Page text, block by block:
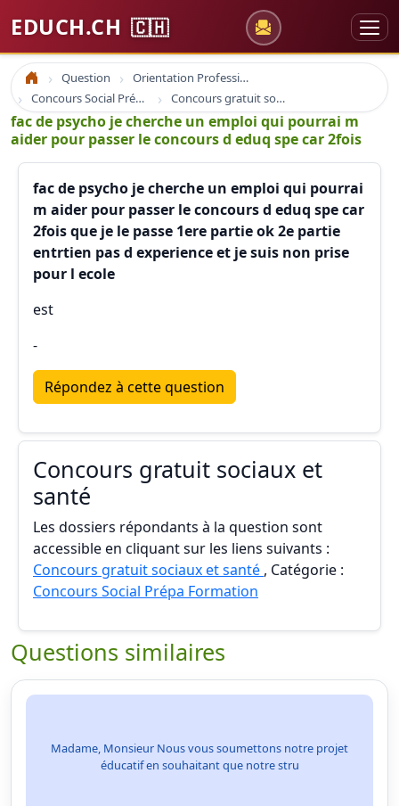
EDUCH.CH 🇨🇭
Accueil Question
Orientation Professionnelle
Concours Social Prépa Formation
Concours gratuit sociaux et santé
fac de psycho je cherche un emploi qui pourrai m
aider pour passer le concours d eduq spe car 2fois
fac de psycho je cherche un emploi qui pourrai
m aider pour passer le concours d eduq spe car
2fois que je le passe 1ere partie ok 2e partie
entrtien pas d experience et je suis non prise
pour l ecole
est
-
Répondez à cette question
Concours gratuit sociaux et
santé
Les dossiers répondants à la question sont
accessible en cliquant sur les liens suivants :
Concours gratuit sociaux et santé , Catégorie :
Concours Social Prépa Formation
Questions similaires
Madame, Monsieur Nous vous soumettons notre projet
éducatif en souhaitant que notre stru